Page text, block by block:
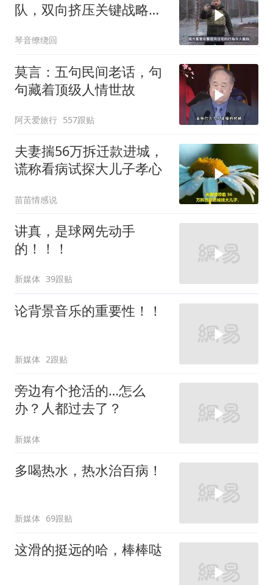
队，双向挤压关键战略支
琴音缭绕回
莫言：五句民间老话，句
句藏着顶级人情世故
阿天爱旅行 557跟贴
夫妻揣56万拆迁款进城，
谎称看病试探大儿子孝心
苗苗情感说
讲真，是球网先动手
的！！！
新媒体 39跟贴
论背景音乐的重要性！！
新媒体 2跟贴
旁边有个抢活的…怎么
办？人都过去了？
新媒体
多喝热水，热水治百病！
新媒体 69跟贴
这滑的挺远的哈，棒棒哒